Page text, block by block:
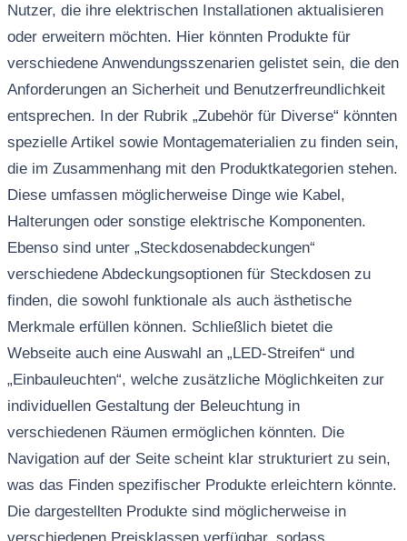
Nutzer, die ihre elektrischen Installationen aktualisieren
oder erweitern möchten. Hier könnten Produkte für
verschiedene Anwendungsszenarien gelistet sein, die den
Anforderungen an Sicherheit und Benutzerfreundlichkeit
entsprechen. In der Rubrik „Zubehör für Diverse“ könnten
spezielle Artikel sowie Montagematerialien zu finden sein,
die im Zusammenhang mit den Produktkategorien stehen.
Diese umfassen möglicherweise Dinge wie Kabel,
Halterungen oder sonstige elektrische Komponenten.
Ebenso sind unter „Steckdosenabdeckungen“
verschiedene Abdeckungsoptionen für Steckdosen zu
finden, die sowohl funktionale als auch ästhetische
Merkmale erfüllen können. Schließlich bietet die
Webseite auch eine Auswahl an „LED-Streifen“ und
„Einbauleuchten“, welche zusätzliche Möglichkeiten zur
individuellen Gestaltung der Beleuchtung in
verschiedenen Räumen ermöglichen könnten. Die
Navigation auf der Seite scheint klar strukturiert zu sein,
was das Finden spezifischer Produkte erleichtern könnte.
Die dargestellten Produkte sind möglicherweise in